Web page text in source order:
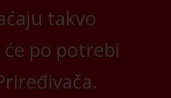
takvo
po potrebi